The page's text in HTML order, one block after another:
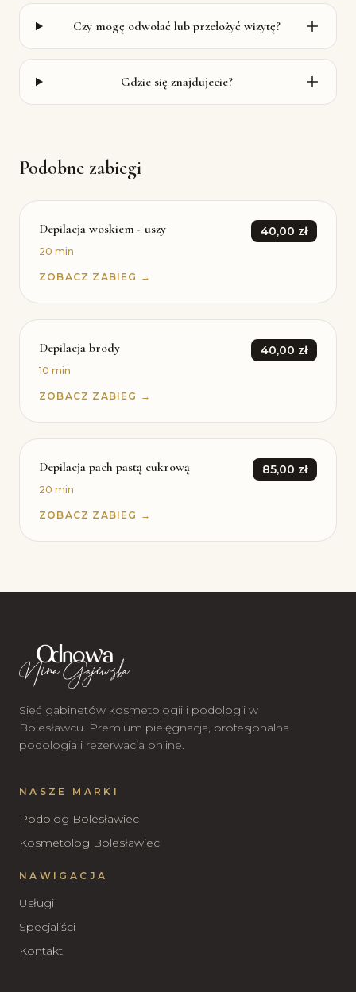
Czy mogę odwołać lub przełożyć wizytę?
Gdzie się znajdujecie?
Podobne zabiegi
Depilacja woskiem - uszy 40,00 zł
20 min
ZOBACZ ZABIEG →
Depilacja brody 40,00 zł
10 min
ZOBACZ ZABIEG →
Depilacja pach pastą cukrową 85,00 zł
20 min
ZOBACZ ZABIEG →
Sieć gabinetów kosmetologii i podologii w
Bolesławcu. Premium pielęgnacja, profesjonalna
podologia i rezerwacja online.
NASZE MARKI
Podolog Bolesławiec
Kosmetolog Bolesławiec
NAWIGACJA
Usługi
Specjaliści
Kontakt